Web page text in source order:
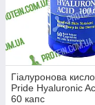
Гіалуронова
Pride Hyaluronic
60 капс